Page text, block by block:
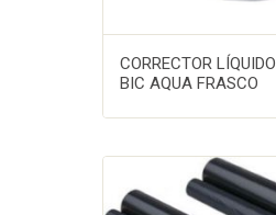
CORRECTOR LÍQUIDO
BIC AQUA FRASCO